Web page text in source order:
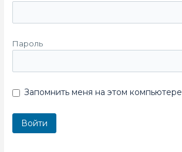
Пароль
Запомнить меня на этом компьютере